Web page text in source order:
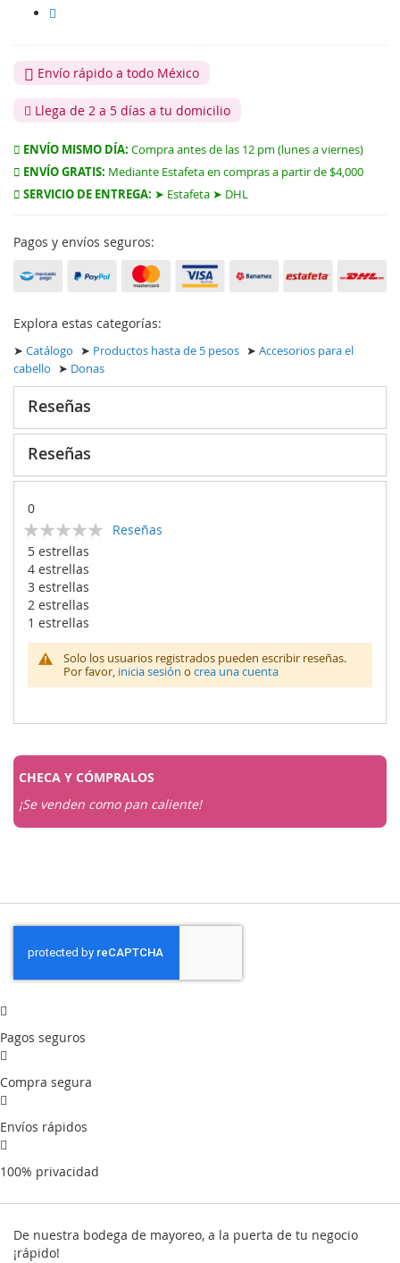
Envío rápido a todo México
Llega de 2 a 5 días a tu domicilio
ENVÍO MISMO DÍA: Compra antes de las 12 pm (lunes a viernes)
ENVÍO GRATIS: Mediante Estafeta en compras a partir de $4,000
SERVICIO DE ENTREGA: ➤ Estafeta ➤ DHL
Pagos y envíos seguros:
Explora estas categorías:
➤ Catálogo ➤ Productos hasta de 5 pesos ➤ Accesorios para el
cabello ➤ Donas
Reseñas
Reseñas
0
Calificación:
% of100
Reseñas
5 estrellas
4 estrellas
3 estrellas
2 estrellas
1 estrellas
Solo los usuarios registrados pueden escribir reseñas.
Por favor, inicia sesión o crea una cuenta
CHECA Y CÓMPRALOS
¡Se venden como pan caliente!
Pagos seguros
Compra segura
Envíos rápidos
100% privacidad
De nuestra bodega de mayoreo, a la puerta de tu negocio
¡rápido!